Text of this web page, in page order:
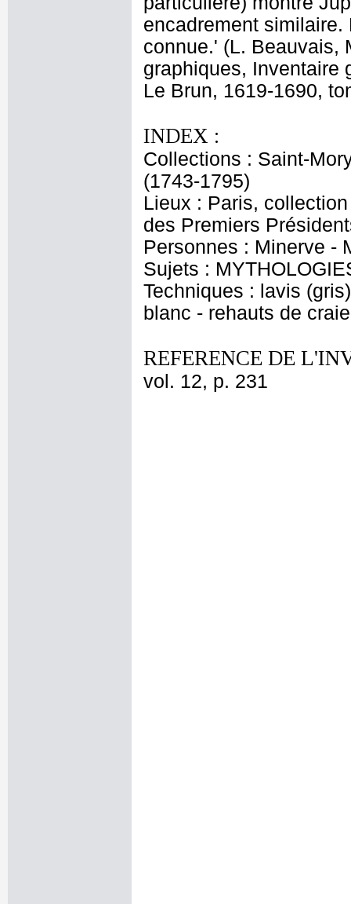
encadrement
connue.' (L. Beauvais,
graphiques, Inventaire
Le Brun, 1619-1690,
INDEX :
Collections : Saint-
(1743-1795)
Lieux : Paris,
des Premiers
Personnes : Minerve -
Sujets :
Techniques : lavis
blanc - rehauts de
REFERENCE DE
vol. 12, p. 231